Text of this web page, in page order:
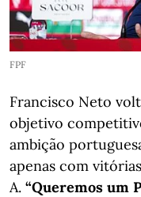
FPF
Francisco Neto
objetivo
ambição
apenas com
A. “Queremos um